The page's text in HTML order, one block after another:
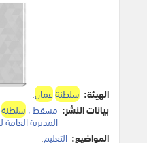
الهيئة: سلطنةعمان.
بيانات النشر: مسقط ،سلطنة
المديرية العامة
المواضيع: التعليم.